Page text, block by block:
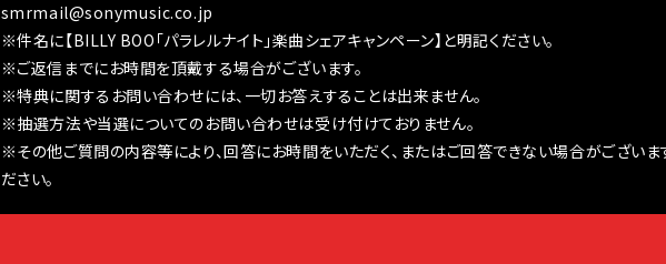
smrmail@sonymusic.co.jp
※件名に【BILLY BOO「パラレルナイト」楽曲シェアキャンペーン】と明記ください。
※ご返信までにお時間を頂戴する場合がございます。
※特典に関するお問い合わせには、一切お答えすることは出来ません。
※抽選方法や当選についてのお問い合わせは受け付けておりません。
※その他ご質問の内容等により、回答にお時間をいただく、またはご回答できない場合がございま
ださい。